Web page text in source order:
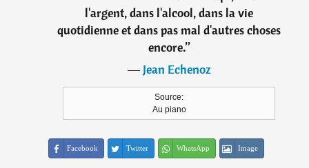
l'argent, dans l'alcool, dans la vie
quotidienne et dans pas mal d'autres choses
encore.”
―Jean Echenoz
Source:
Au piano
Facebook Twitter WhatsApp Image